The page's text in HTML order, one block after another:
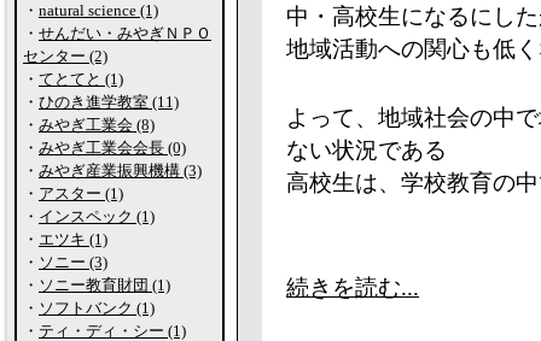
中・高校生になるにし
地域活動への関心も低
よって、地域社会の中
ない状況である
高校生は、学校教育の
続きを読む...
・ natural science (1)
・ せんだい・みやぎＮＰＯ
センター (2)
・ てとてと (1)
・ ひのき進学教室 (11)
・ みやぎ工業会 (8)
・ みやぎ工業会会長 (0)
・ みやぎ産業振興機構 (3)
・ アスター (1)
・ インスペック (1)
・ エツキ (1)
・ ソニー (3)
・ ソニー教育財団 (1)
・ ソフトバンク (1)
・ ティ・ディ・シー (1)